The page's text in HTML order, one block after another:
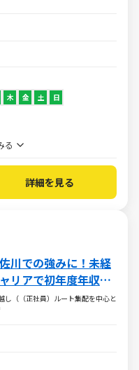
木 金 土 日
る
詳細を見る
川での強みに！未経
リアで初年度年収
能！
し（（正社員）ルート集配を中心と